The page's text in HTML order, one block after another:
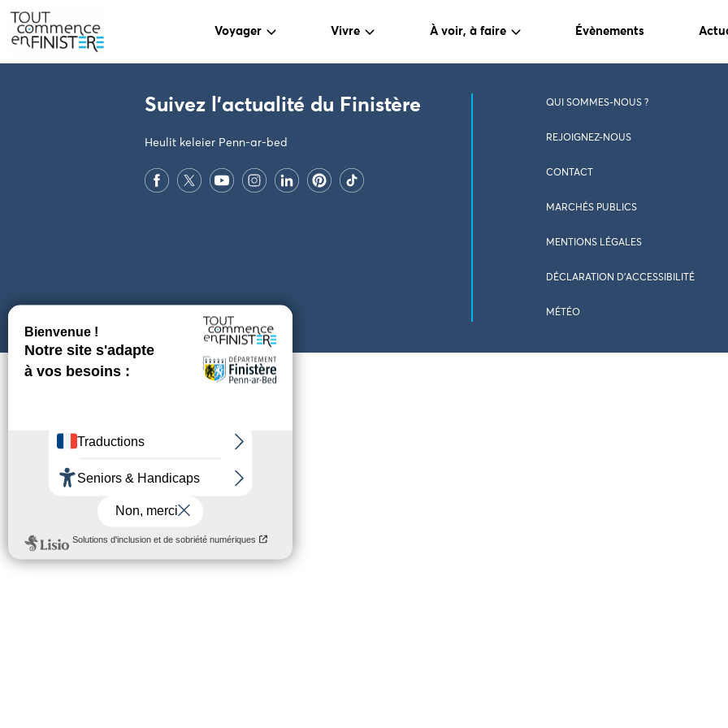
Voyager Vivre À voir, à faire Évènements
PARAMÈTRES DES COOKIES
Suivez l'actualité du Finistère
Heulit keleier Penn-ar-bed
QUI SOMMES-NOUS ?
REJOIGNEZ-NOUS
CONTACT
MARCHÉS PUBLICS
MENTIONS LÉGALES
DÉCLARATION D’ACCESSIBILITÉ
MÉTÉO